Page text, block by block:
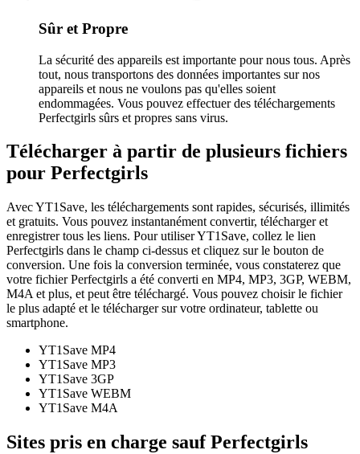
Sûr et Propre
La sécurité des appareils est importante pour nous tous. Après
tout, nous transportons des données importantes sur nos
appareils et nous ne voulons pas qu'elles soient
endommagées. Vous pouvez effectuer des téléchargements
Perfectgirls sûrs et propres sans virus.
Télécharger à partir de plusieurs fichiers
pour Perfectgirls
Avec YT1Save, les téléchargements sont rapides, sécurisés, illimités
et gratuits. Vous pouvez instantanément convertir, télécharger et
enregistrer tous les liens. Pour utiliser YT1Save, collez le lien
Perfectgirls dans le champ ci-dessus et cliquez sur le bouton de
conversion. Une fois la conversion terminée, vous constaterez que
votre fichier Perfectgirls a été converti en MP4, MP3, 3GP, WEBM,
M4A et plus, et peut être téléchargé. Vous pouvez choisir le fichier
le plus adapté et le télécharger sur votre ordinateur, tablette ou
smartphone.
YT1Save MP4
YT1Save MP3
YT1Save 3GP
YT1Save WEBM
YT1Save M4A
Sites pris en charge sauf Perfectgirls